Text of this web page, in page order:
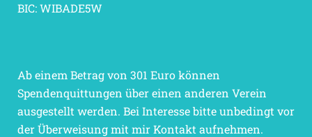
BIC: WIBADE5W
Ab einem Betrag von 301 Euro können
Spendenquittungen über einen anderen Verein
ausgestellt werden. Bei Interesse bitte unbedingt vor
der Überweisung mit mir Kontakt aufnehmen.